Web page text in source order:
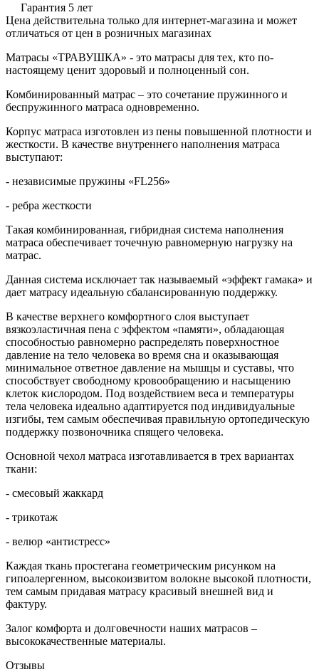
Гарантия 5 лет
Цена действительна только для интернет-магазина и может
отличаться от цен в розничных магазинах
Матрасы «ТРАВУШКА» - это матрасы для тех, кто по-
настоящему ценит здоровый и полноценный сон.
Комбинированный матрас – это сочетание пружинного и
беспружинного матраса одновременно.
Корпус матраса изготовлен из пены повышенной плотности и
жесткости. В качестве внутреннего наполнения матраса
выступают:
- независимые пружины «FL256»
- ребра жесткости
Такая комбинированная, гибридная система наполнения
матраса обеспечивает точечную равномерную нагрузку на
матрас.
Данная система исключает так называемый «эффект гамака» и
дает матрасу идеальную сбалансированную поддержку.
В качестве верхнего комфортного слоя выступает
вязкоэластичная пена с эффектом «памяти», обладающая
способностью равномерно распределять поверхностное
давление на тело человека во время сна и оказывающая
минимальное ответное давление на мышцы и суставы, что
способствует свободному кровообращению и насыщению
клеток кислородом. Под воздействием веса и температуры
тела человека идеально адаптируется под индивидуальные
изгибы, тем самым обеспечивая правильную ортопедическую
поддержку позвоночника спящего человека.
Основной чехол матраса изготавливается в трех вариантах
ткани:
- смесовый жаккард
- трикотаж
- велюр «антистресс»
Каждая ткань простегана геометрическим рисунком на
гипоалергенном, высокоизвитом волокне высокой плотности,
тем самым придавая матрасу красивый внешней вид и
фактуру.
Залог комфорта и долговечности наших матрасов –
высококачественные материалы.
Отзывы